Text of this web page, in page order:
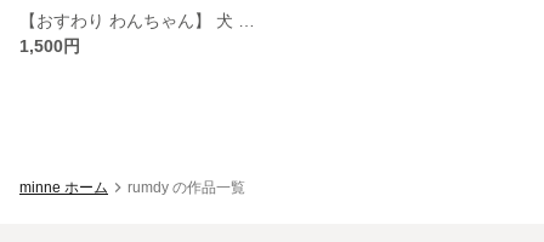
1,500円
minne ホーム rumdy の作品一覧